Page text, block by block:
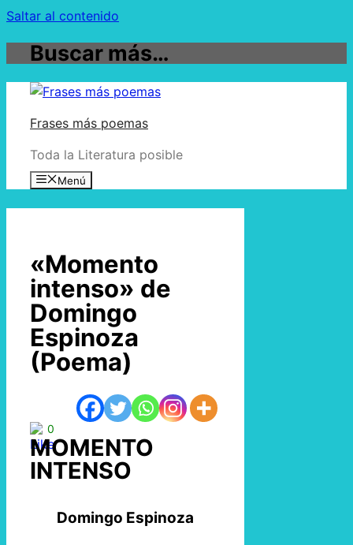
Saltar al contenido
Buscar más…
Frases más poemas
Toda la Literatura posible
Menú
«Momento
intenso» de
Domingo
Espinoza
(Poema)
0
MOMENTO
INTENSO
Domingo Espinoza